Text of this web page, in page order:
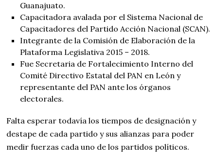
Guanajuato.
Capacitadora avalada por el Sistema Nacional de
Capacitadores del Partido Acción Nacional (SCAN).
Integrante de la Comisión de Elaboración de la
Plataforma Legislativa 2015 – 2018.
Fue Secretaria de Fortalecimiento Interno del
Comité Directivo Estatal del PAN en León y
representante del PAN ante los órganos
electorales.
Falta esperar todavía los tiempos de designación y
destape de cada partido y sus alianzas para poder
medir fuerzas cada uno de los partidos políticos.